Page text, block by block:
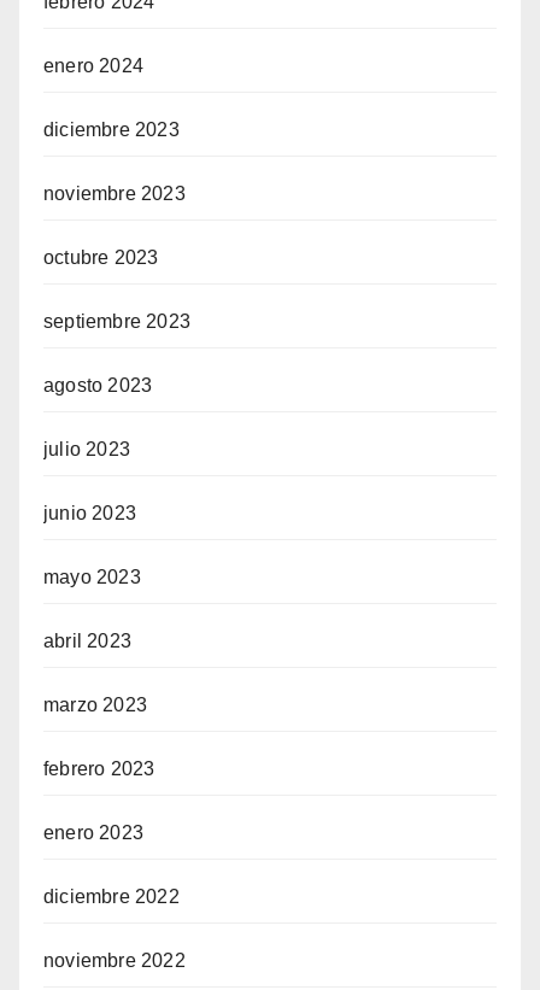
enero 2024
diciembre 2023
noviembre 2023
octubre 2023
septiembre 2023
agosto 2023
julio 2023
junio 2023
mayo 2023
abril 2023
marzo 2023
febrero 2023
enero 2023
diciembre 2022
noviembre 2022